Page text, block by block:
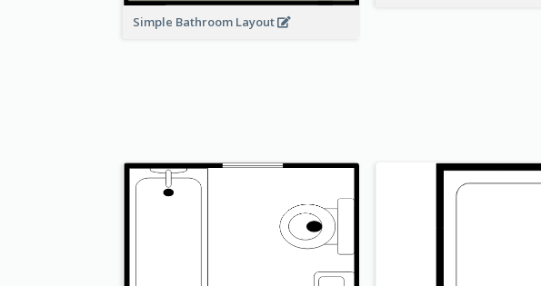
Simple Bathroom Layout